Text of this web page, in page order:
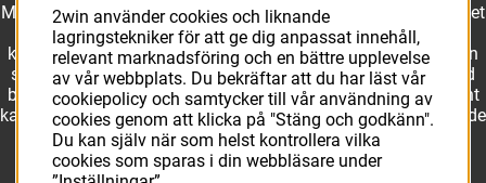
Med ett av Sveriges största kläd- och skosortiment inom basket
kan vi erbjuda allt som du eller din klubb behöver. Välj ut
kvalitativa basketbollar och basketskor från välkända märken
som Molten, Nike, Adidas och Spalding och komplettera med
basketkläder från Jordan. I vårt breda och prisvärda sortiment
kan vi erbjuda matchkläder som ger maximal rörelsefrihet, både
på och utanför planen. Oavsett vad du behöver för
basketutrustning kan du vara säker på att hitta den här.
2win använder cookies och liknande
lagringstekniker för att ge dig anpassat innehåll,
relevant marknadsföring och en bättre upplevelse
av vår webbplats. Du bekräftar att du har läst vår
cookiepolicy och samtycker till vår användning av
cookies genom att klicka på "Stäng och godkänn".
Du kan själv när som helst kontrollera vilka
cookies som sparas i din webbläsare under